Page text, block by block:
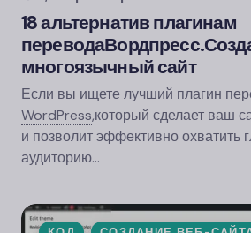
18 альтернатив плагинам
переводаВордпресс.
многоязычный сайт
Если вы ищете лучший плагин
WordPress,который сделает ваш
и позволит эффективно охватить
аудиторию…